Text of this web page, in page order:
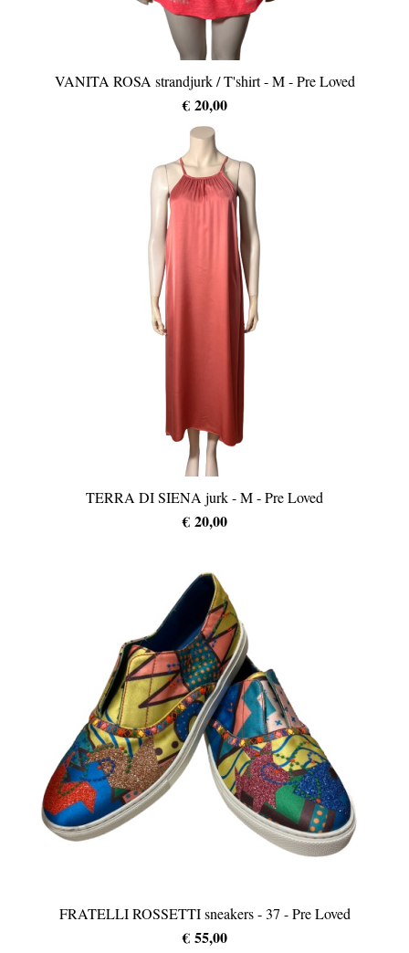
VANITA ROSA strandjurk / T'shirt - M - Pre Loved
€ 20,00
TERRA DI SIENA jurk - M - Pre Loved
€ 20,00
FRATELLI ROSSETTI sneakers - 37 - Pre Loved
€ 55,00